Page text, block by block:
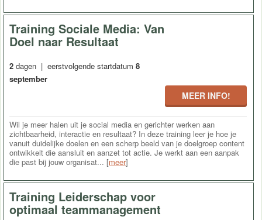
Training Sociale Media: Van
Doel naar Resultaat
2 dagen | eerstvolgende startdatum 8
september
MEER INFO!
Wil je meer halen uit je social media en gerichter werken aan
zichtbaarheid, interactie en resultaat? In deze training leer je hoe je
vanuit duidelijke doelen en een scherp beeld van je doelgroep content
ontwikkelt die aansluit en aanzet tot actie. Je werkt aan een aanpak
die past bij jouw organisat... [meer]
Training Leiderschap voor
optimaal teammanagement